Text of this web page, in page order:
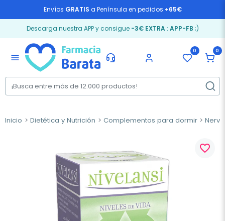
Envíos GRATIS a Península en pedidos +65€
Descarga nuestra APP y consigue -3€ EXTRA: APP-FB ;)
menu
0 0
Inicio Dietética y Nutrición Complementos para dormir
favorite_border